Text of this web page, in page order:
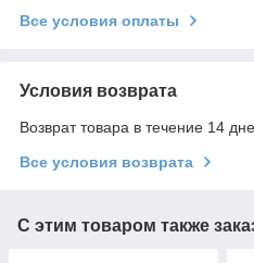
Все условия оплаты
Условия возврата
Возврат товара в течение 14
Все условия возврата
С этим товаром также